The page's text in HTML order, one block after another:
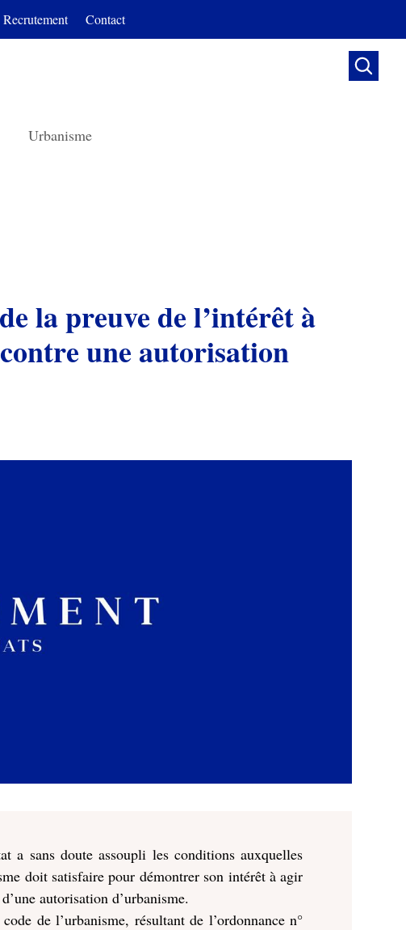
Recrutement Contact

Urbanisme
une autorisation
a sans doute assoupli les conditions auxquelles
doit satisfaire pour démontrer son intérêt à agir
autorisation d’urbanisme.
de l’urbanisme, résultant de l’ordonnance n°